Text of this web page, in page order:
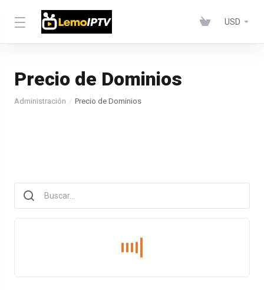
USD
Precio de Dominios
Administración Precio de Dominios